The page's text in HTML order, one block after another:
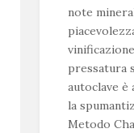
note
pressatura
autoclave
la
Metodo